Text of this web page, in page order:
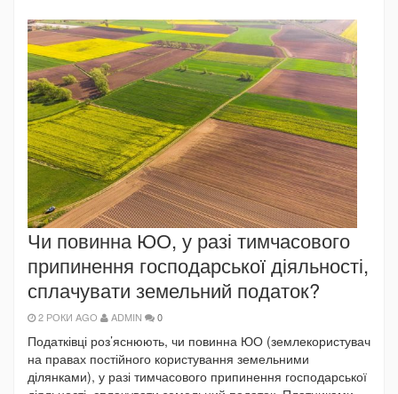
Чи повинна ЮО, у разі тимчасового
припинення господарської діяльності,
сплачувати земельний податок?
2 РОКИ AGO ADMIN 0
Податківці роз’яснюють, чи повинна ЮО (землекористувач
на правах постійного користування земельними
ділянками), у разі тимчасового припинення господарської